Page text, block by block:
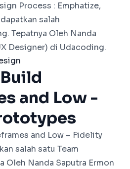
Process : Emphatize,
salah
Tepatnya Oleh Nanda
Designer) di Udacoding.
and Low -
and Low – Fidelity
salah satu Team
Oleh Nanda Saputra Ermon